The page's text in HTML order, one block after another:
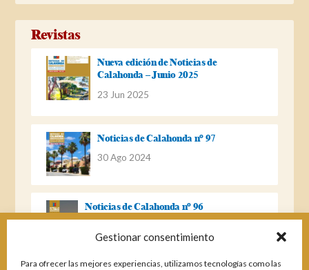
Gestionar consentimiento
Para ofrecer las mejores experiencias, utilizamos tecnologías como las
Revistas
Nueva edición de Noticias de
Calahonda – Junio 2025
23 Jun 2025
Noticias de Calahonda nº 97
30 Ago 2024
Noticias de Calahonda nº 96